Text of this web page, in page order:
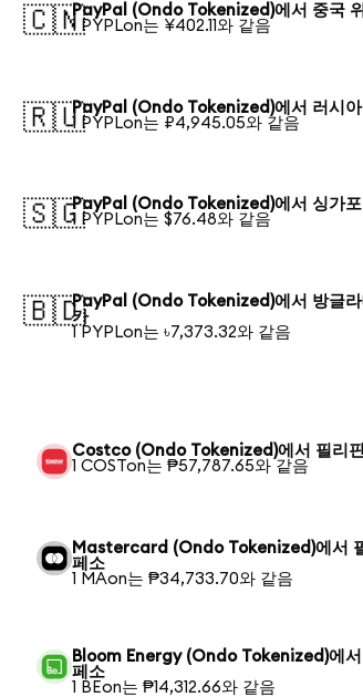
🇨🇳PayPal (Ondo Tokenized)에서 중국
1 PYPLon는 ¥402.11와 같음
🇷🇺PayPal (Ondo Tokenized)에서 러시
1 PYPLon는 ₽4,945.05와 같음
🇸🇬PayPal (Ondo Tokenized)에서 싱가포
1 PYPLon는 $76.48와 같음
🇧🇩PayPal (Ondo Tokenized)에서 방글
카
1 PYPLon는 ৳7,373.32와 같음
Costco (Ondo Tokenized)에서 필리
1 COSTon는 ₱57,787.65와 같음
Mastercard (Ondo Tokenized)에서
페소
1 MAon는 ₱34,733.70와 같음
Bloom Energy (Ondo Tokenized)에서
페소
1 BEon는 ₱14,312.66와 같음